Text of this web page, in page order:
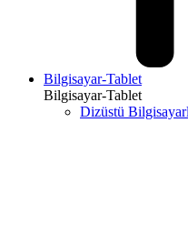
Bilgisayar-Tablet
Bilgisayar-Tablet
Dizüstü